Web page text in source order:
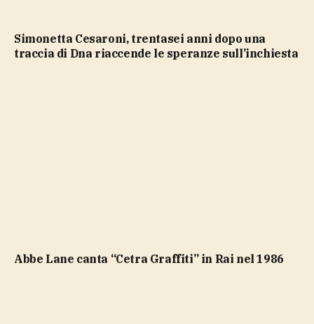
Simonetta Cesaroni, trentasei anni dopo una
traccia di Dna riaccende le speranze sull’inchiesta
Abbe Lane canta “Cetra Graffiti” in Rai nel 1986